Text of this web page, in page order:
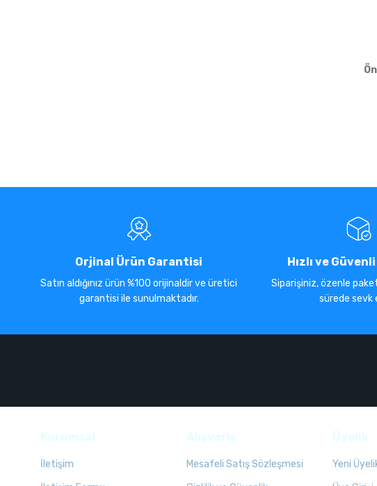
Orjinal Ürün Garantisi
Satın aldığınız ürün %100 orijinaldir ve üretici
garantisi ile sunulmaktadır.
Hızlı ve
Siparişiniz, özenle
sürede sevk
İletişim
Mesafeli Satış Sözleşmesi
Yeni